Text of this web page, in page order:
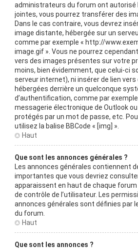
administrateurs du forum ont autorisé
jointes, vous pourrez transférer des
Dans le cas contraire, vous devrez
image distante, hébergée sur un
comme par exemple « http://
image.gif ». Vous ne pourrez
vers des images présentes sur votre
moins, bien évidemment, que celui-ci
serveur internet), ni insérer de lien vers
hébergées derrière un quelconque
d’authentification, comme par
messagerie électronique de Outlook
protégés par un mot de passe, etc.
utilisez la balise BBCode « [img] ».
Haut
Que sont les annonces générales ?
Les annonces générales contiennent
importantes que vous devriez
apparaissent en haut de chaque
de contrôle de l’utilisateur. Les
annonces générales sont définies par
du forum.
Haut
Que sont les annonces ?